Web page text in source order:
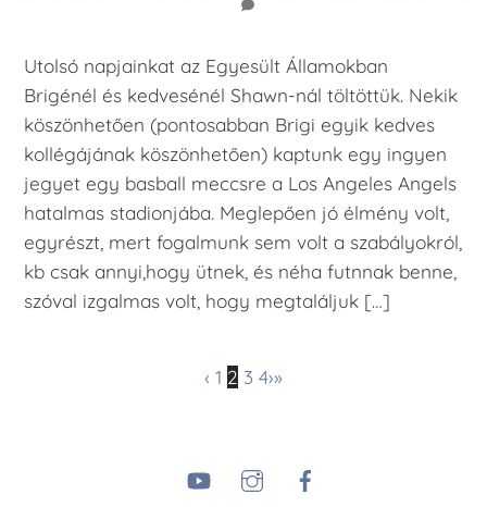
Utolsó napjainkat az Egyesült Államokban
Brigénél és kedvesénél Shawn-nál töltöttük. Nekik
köszönhetően (pontosabban Brigi egyik kedves
kollégájának köszönhetően) kaptunk egy ingyen
jegyet egy basball meccsre a Los Angeles Angels
hatalmas stadionjába. Meglepően jó élmény volt,
egyrészt, mert fogalmunk sem volt a szabályokról,
kb csak annyi,hogy ütnek, és néha futnnak benne,
szóval izgalmas volt, hogy megtaláljuk […]
‹ 1 2 3 4›»
YouTube Instagram